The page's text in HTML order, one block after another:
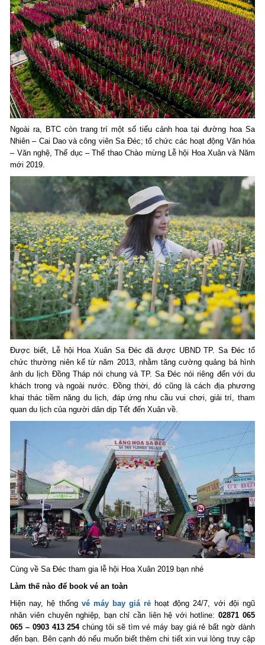
Ngoài ra, BTC còn trang trí một số tiểu cảnh hoa tại đường hoa Sa
Nhiên – Cai Dao và công viên Sa Đéc; tổ chức các hoạt động Văn hóa
– Văn nghệ, Thể dục – Thể thao Chào mừng Lễ hội Hoa Xuân và Năm
mới 2019.
Được biết, Lễ hội Hoa Xuân Sa Đéc đã được UBND TP. Sa Đéc tổ
chức thường niên kể từ năm 2013, nhằm tăng cường quảng bá hình
ảnh du lịch Đồng Tháp nói chung và TP. Sa Đéc nói riêng đến với du
khách trong và ngoài nước. Đồng thời, đó cũng là cách địa phương
khai thác tiềm năng du lịch, đáp ứng nhu cầu vui chơi, giải trí, tham
quan du lịch của người dân dịp Tết đến Xuân về.
Cùng về Sa Đéc tham gia lễ hội Hoa Xuân 2019 bạn nhé
Làm thế nào để book vé an toàn
Hiện nay, hệ thống vé máy bay giá rẻ hoạt động 24/7, với đội ngũ
nhân viên chuyên nghiệp, bạn chỉ cần liên hệ với hotline:02871 065
065 – 0903 413 254chúng tôi sẽ tìm vé máy bay giá rẻ bất ngờ dành
đến bạn. Bên cạnh đó nếu muốn biết thêm chi tiết xin vui lòng truy cập